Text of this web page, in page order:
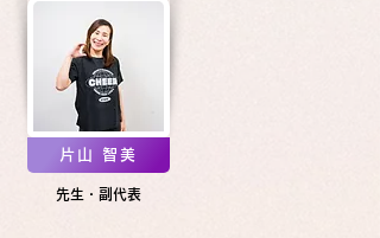
片山 智美
先生・副代表